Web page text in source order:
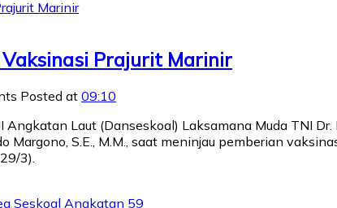
Prajurit Marinir
Posted at 09:10
Laut (Danseskoal) Laksamana Muda TNI
Margono, S.E., M.M., saat meninjau pemberian
3).